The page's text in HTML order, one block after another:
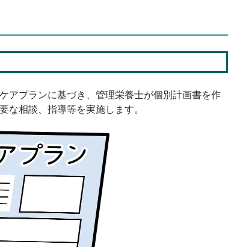
アプランに基づき、管理栄養士が個別計画書を作
な相談、指導等を実施します。